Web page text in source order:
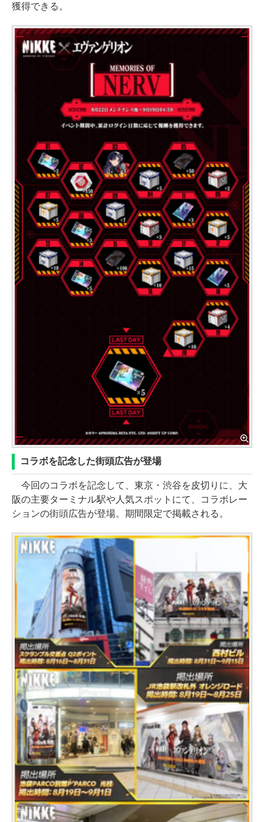
獲得できる。
コラボを記念した街頭広告が登場
今回のコラボを記念して、東京・渋谷を皮切りに、大
阪の主要ターミナル駅や人気スポットにて、コラボレー
ションの街頭広告が登場。期間限定で掲載される。